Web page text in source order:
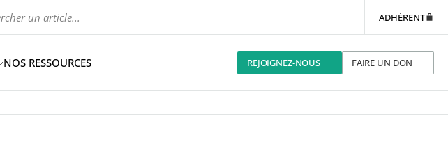
ADHÉRENT
NOS RESSOURCES REJOIGNEZ-NOUS FAIRE UN DON